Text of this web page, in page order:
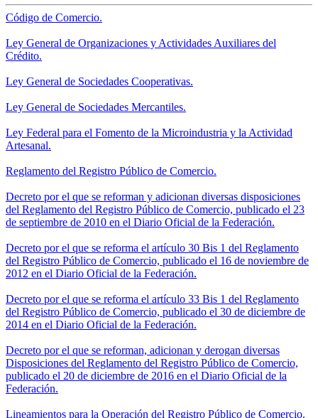
Código de Comercio.
Ley General de Organizaciones y Actividades Auxiliares del
Crédito.
Ley General de Sociedades Cooperativas.
Ley General de Sociedades Mercantiles.
Ley Federal para el Fomento de la Microindustria y la Actividad
Artesanal.
Reglamento del Registro Público de Comercio.
Decreto por el que se reforman y adicionan diversas disposiciones
del Reglamento del Registro Público de Comercio, publicado el 23
de septiembre de 2010 en el Diario Oficial de la Federación.
Decreto por el que se reforma el artículo 30 Bis 1 del Reglamento
del Registro Público de Comercio, publicado el 16 de noviembre de
2012 en el Diario Oficial de la Federación.
Decreto por el que se reforma el artículo 33 Bis 1 del Reglamento
del Registro Público de Comercio, publicado el 30 de diciembre de
2014 en el Diario Oficial de la Federación.
Decreto por el que se reforman, adicionan y derogan diversas
Disposiciones del Reglamento del Registro Público de Comercio,
publicado el 20 de diciembre de 2016 en el Diario Oficial de la
Federación.
Lineamientos para la Operación del Registro Público de Comercio.